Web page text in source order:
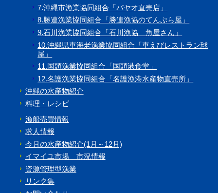
7.沖縄市漁業協同組合「パヤオ直売店」
8.勝連漁業協同組合「勝連漁協のてんぷら屋」
9.石川漁業協同組合「石川漁協 魚屋さん」
10.沖縄県車海老漁業協同組合「車えびレストラン球
屋」
11.国頭漁業協同組合「国頭港食堂」
12.名護漁業協同組合「名護漁港水産物直売所」
沖縄の水産物紹介
料理・レシピ
漁船売買情報
求人情報
今月の水産物紹介(1月～12月)
イマイユ市場 市況情報
資源管理型漁業
リンク集